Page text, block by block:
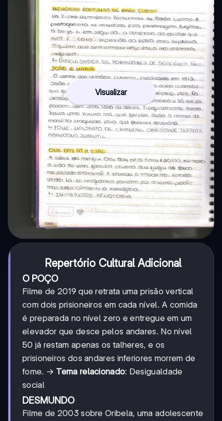
Visualizar
Repertório Cultural Adicional
O POÇO
Filme de 2019 que retrata uma prisão vertical
com dois prisioneiros em cada nível. A comida
é preparada no nível zero e entregue em um
elevador que desce pelos andares. No nível
50 já restam apenas os talheres, e os
prisioneiros dos andares inferiores morrem de
fome. → Tema relacionado: Desigualdade
social
DESMUNDO
Filme de 2003 sobre Oribela, uma adolescente